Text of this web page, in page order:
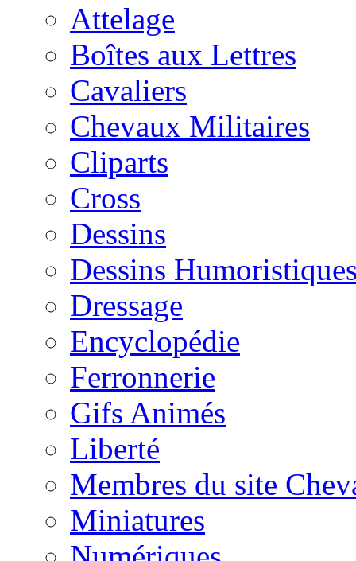
Attelage
Boîtes aux Lettres
Cavaliers
Chevaux Militaires
Cliparts
Cross
Dessins
Dessins
Dressage
Encyclopédie
Ferronnerie
Gifs Animés
Liberté
Membres du site
Miniatures